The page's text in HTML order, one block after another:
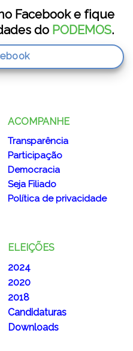
Facebook e fique
do PODEMOS.
ACOMPANHE
Transparência
Participação
Democracia
Seja Filiado
Política de privacidade
ELEIÇÕES
2024
2020
2018
Candidaturas
Downloads